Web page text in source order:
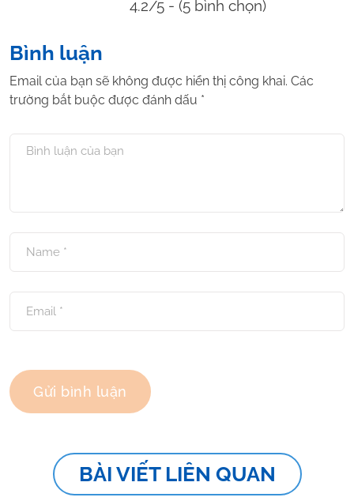
4.2/5 - (5 bình chọn)
Bình luận
Email của bạn sẽ không được hiển thị công khai. Các
trường bắt buộc được đánh dấu *
BÀI VIẾT LIÊN QUAN